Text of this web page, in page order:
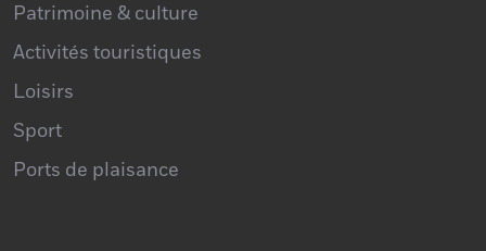
Patrimoine & culture
Activités touristiques
Loisirs
Sport
Ports de plaisance